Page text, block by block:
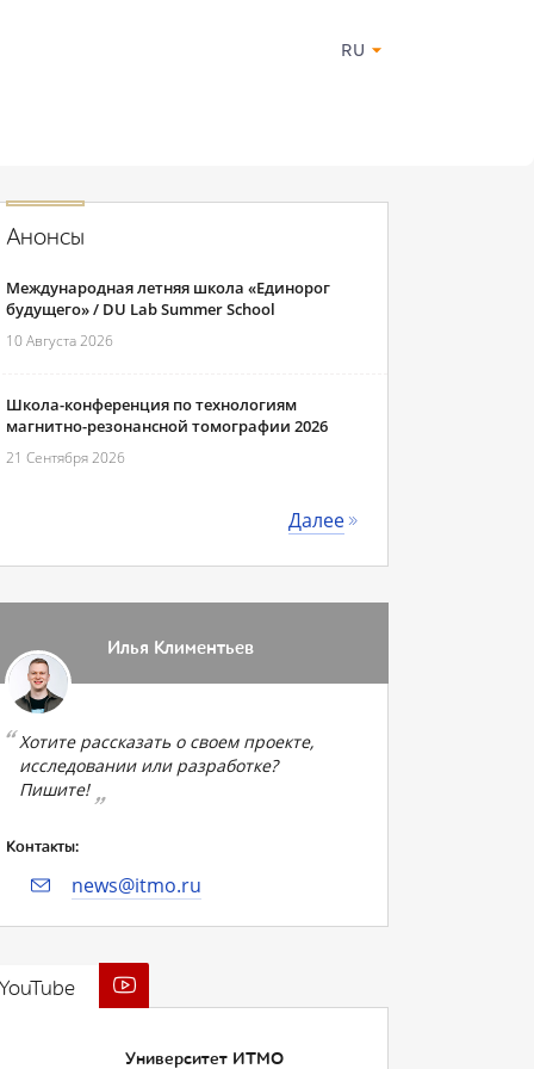
RU
Анонсы
Международная летняя школа «Единорог
будущего» / DU Lab Summer School
10 Августа 2026
Школа-конференция по технологиям
магнитно-резонансной томографии 2026
21 Сентября 2026
Далее
Илья Климентьев
Хотите рассказать о своем проекте,
исследовании или разработке?
Пишите!
Контакты:
news@itmo.ru
Университет ИТМО